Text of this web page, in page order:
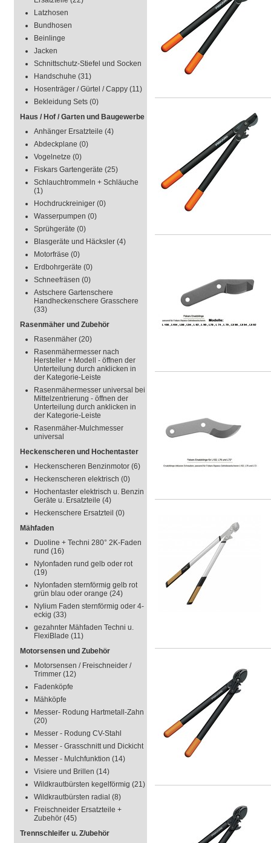
Latzhosen
Bundhosen
Beinlinge
Jacken
Schnittschutz-Stiefel und Socken
Handschuhe (31)
Hosenträger / Gürtel / Cappy (11)
Bekleidung Sets (0)
Haus / Hof / Garten und Baugewerbe
Anhänger Ersatzteile (4)
Abdeckplane (0)
Vogelnetze (0)
Fiskars Gartengeräte (25)
Schlauchtrommeln + Schläuche
(1)
Hochdruckreiniger (0)
Wasserpumpen (0)
Sprühgeräte (0)
Blasgeräte und Häcksler (4)
Motorfräse (0)
Erdbohrgeräte (0)
Schneefräsen (0)
Astschere Gartenschere
Handheckenschere Grasschere
(33)
Rasenmäher und Zubehör
Rasenmäher (20)
Rasenmähermesser nach
Hersteller + Modell - öffnen der
Unterteilung durch anklicken in
der Kategorie-Leiste
Rasenmähermesser universal bei
Mittelzentrierung - öffnen der
Unterteilung durch anklicken in
der Kategorie-Leiste
Rasenmäher-Mulchmesser
universal
Heckenscheren und Hochentaster
Heckenscheren Benzinmotor (6)
Heckenscheren elektrisch (0)
Hochentaster elektrisch u. Benzin
Geräte u. Ersatzteile (4)
Heckenschere Ersatzteil (0)
Mähfaden
Duoline + Techni 280° 2K-Faden
rund (16)
Nylonfaden rund gelb oder rot
(19)
Nylonfaden sternförmig gelb rot
grün blau oder orange (24)
Nylium Faden sternförmig oder 4-
eckig (33)
gezahnter Mähfaden Techni u.
FlexiBlade (11)
Motorsensen und Zubehör
Motorsensen / Freischneider /
Trimmer (12)
Fadenköpfe
Mähköpfe
Messer- Rodung Hartmetall-Zahn
(20)
Messer - Rodung CV-Stahl
Messer - Grasschnitt und Dickicht
Messer - Mulchfunktion (14)
Visiere und Brillen (14)
Wildkrautbürsten kegelförmig (21)
Wildkrautbürsten radial (8)
Freischneider Ersatzteile +
Zubehör (45)
Trennschleifer u. Z/ubehör